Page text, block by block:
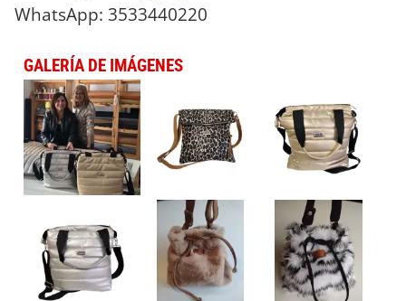
WhatsApp: 3533440220
GALERÍA DE IMÁGENES